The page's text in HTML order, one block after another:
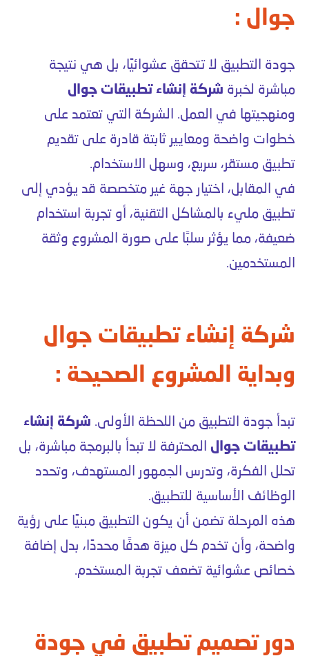
جوال :
جودة التطبيق لا تتحقق عشوائيًا، بل هي نتيجة
مباشرة لخبرة شركة إنشاء تطبيقات جوال
ومنهجيتها في العمل. الشركة التي تعتمد على
خطوات واضحة ومعايير ثابتة قادرة على تقديم
تطبيق مستقر، سريع، وسهل الاستخدام.
في المقابل، اختيار جهة غير متخصصة قد يؤدي إلى
تطبيق مليء بالمشاكل التقنية، أو تجربة استخدام
ضعيفة، مما يؤثر سلبًا على صورة المشروع وثقة
المستخدمين.
شركة إنشاء تطبيقات جوال
وبداية المشروع الصحيحة :
تبدأ جودة التطبيق من اللحظة الأولى. شركة إنشاء
تطبيقات جوال المحترفة لا تبدأ بالبرمجة مباشرة، بل
تحلل الفكرة، وتدرس الجمهور المستهدف، وتحدد
الوظائف الأساسية للتطبيق.
هذه المرحلة تضمن أن يكون التطبيق مبنيًا على رؤية
واضحة، وأن تخدم كل ميزة هدفًا محددًا، بدل إضافة
خصائص عشوائية تضعف تجربة المستخدم.
دور تصميم تطبيق في جودة